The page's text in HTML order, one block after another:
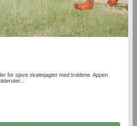
for sjove skattejagter med troldene. Appen